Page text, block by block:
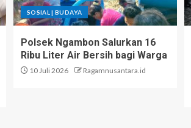
SOSIAL | BUDAYA
Polsek Ngambon Salurkan 16
Ribu Liter Air Bersih bagi Warga
10 Juli 2026 Ragamnusantara.id